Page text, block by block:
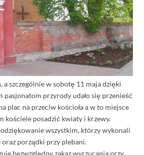
a szczególnie w sobotę 11 maja dzięki
przyrody udało się przenieść
plac na przeciw kościoła a w to miejsce
kościele posadzić kwiaty i krzewy.
wszystkim, którzy wykonali
oraz porządki przy plebani.
bezwzględny zakaz wyrzucania przy